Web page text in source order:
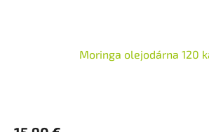
Moringa olejodárna 120